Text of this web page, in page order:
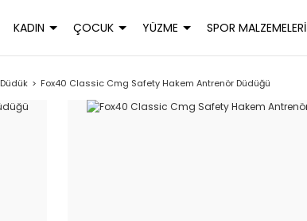
KADIN ÇOCUK YÜZME SPOR MALZEMELERİ
Düdük Fox40 Classic Cmg Safety Hakem Antrenör Düdüğü